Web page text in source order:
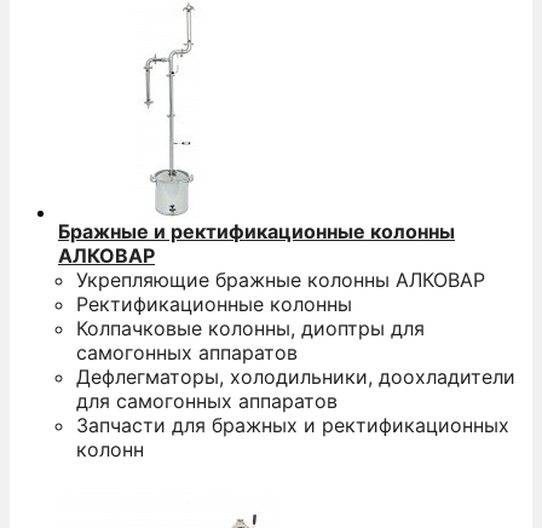
Бражные и ректификационные колонны
АЛКОВАР
Укрепляющие бражные колонны АЛКОВАР
Ректификационные колонны
Колпачковые колонны, диоптры для
самогонных аппаратов
Дефлегматоры, холодильники, доохладители
для самогонных аппаратов
Запчасти для бражных и ректификационных
колонн